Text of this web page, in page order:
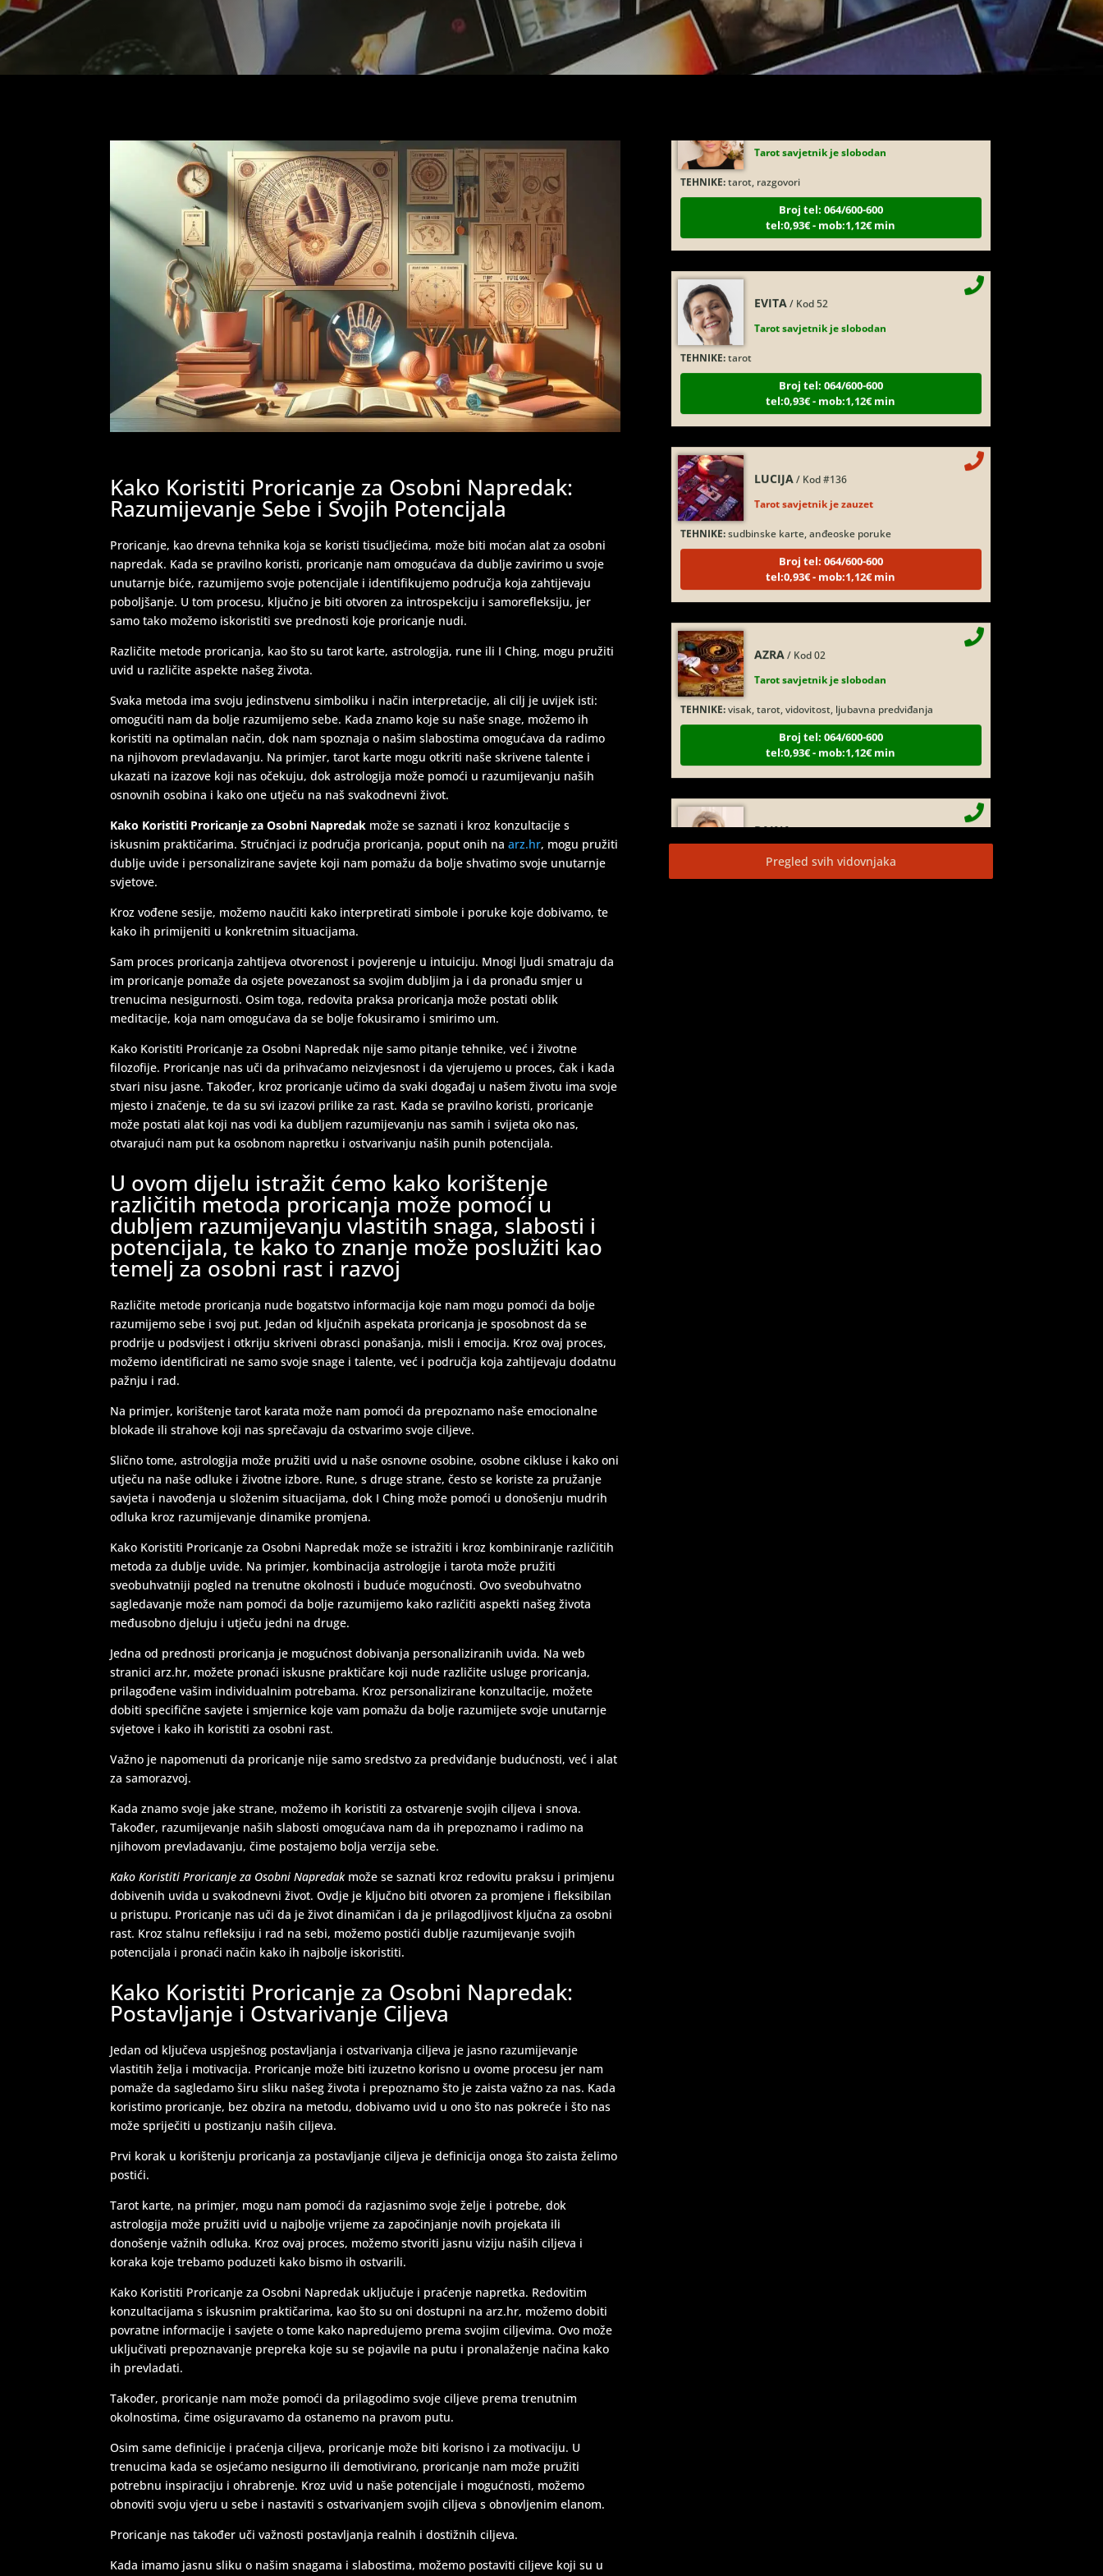
Kako Koristiti Proricanje za Osobni Napredak:
Razumijevanje Sebe i Svojih Potencijala
Proricanje, kao drevna tehnika koja se koristi tisućljećima, može biti moćan alat za osobni
napredak. Kada se pravilno koristi, proricanje nam omogućava da dublje zavirimo u svoje
unutarnje biće, razumijemo svoje potencijale i identifikujemo područja koja zahtijevaju
poboljšanje. U tom procesu, ključno je biti otvoren za introspekciju i samorefleksiju, jer
samo tako možemo iskoristiti sve prednosti koje proricanje nudi.
Različite metode proricanja, kao što su tarot karte, astrologija, rune ili I Ching, mogu pružiti
uvid u različite aspekte našeg života.
Svaka metoda ima svoju jedinstvenu simboliku i način interpretacije, ali cilj je uvijek isti:
omogućiti nam da bolje razumijemo sebe. Kada znamo koje su naše snage, možemo ih
koristiti na optimalan način, dok nam spoznaja o našim slabostima omogućava da radimo
na njihovom prevladavanju. Na primjer, tarot karte mogu otkriti naše skrivene talente i
ukazati na izazove koji nas očekuju, dok astrologija može pomoći u razumijevanju naših
osnovnih osobina i kako one utječu na naš svakodnevni život.
Kako Koristiti Proricanje za Osobni Napredak može se saznati i kroz konzultacije s
iskusnim praktičarima. Stručnjaci iz područja proricanja, poput onih naarz.hr, mogu pružiti
dublje uvide i personalizirane savjete koji nam pomažu da bolje shvatimo svoje unutarnje
svjetove.
Kroz vođene sesije, možemo naučiti kako interpretirati simbole i poruke koje dobivamo, te
kako ih primijeniti u konkretnim situacijama.
Sam proces proricanja zahtijeva otvorenost i povjerenje u intuiciju. Mnogi ljudi smatraju da
im proricanje pomaže da osjete povezanost sa svojim dubljim ja i da pronađu smjer u
trenucima nesigurnosti. Osim toga, redovita praksa proricanja može postati oblik
meditacije, koja nam omogućava da se bolje fokusiramo i smirimo um.
Kako Koristiti Proricanje za Osobni Napredak nije samo pitanje tehnike, već i životne
filozofije. Proricanje nas uči da prihvaćamo neizvjesnost i da vjerujemo u proces, čak i kada
stvari nisu jasne. Također, kroz proricanje učimo da svaki događaj u našem životu ima svoje
mjesto i značenje, te da su svi izazovi prilike za rast. Kada se pravilno koristi, proricanje
može postati alat koji nas vodi ka dubljem razumijevanju nas samih i svijeta oko nas,
otvarajući nam put ka osobnom napretku i ostvarivanju naših punih potencijala.
U ovom dijelu istražit ćemo kako korištenje
različitih metoda proricanja može pomoći u
dubljem razumijevanju vlastitih snaga, slabosti i
potencijala, te kako to znanje može poslužiti kao
temelj za osobni rast i razvoj
Različite metode proricanja nude bogatstvo informacija koje nam mogu pomoći da bolje
razumijemo sebe i svoj put. Jedan od ključnih aspekata proricanja je sposobnost da se
prodrije u podsvijest i otkriju skriveni obrasci ponašanja, misli i emocija. Kroz ovaj proces,
možemo identificirati ne samo svoje snage i talente, već i područja koja zahtijevaju dodatnu
pažnju i rad.
Na primjer, korištenje tarot karata može nam pomoći da prepoznamo naše emocionalne
blokade ili strahove koji nas sprečavaju da ostvarimo svoje ciljeve.
Slično tome, astrologija može pružiti uvid u naše osnovne osobine, osobne cikluse i kako oni
utječu na naše odluke i životne izbore. Rune, s druge strane, često se koriste za pružanje
savjeta i navođenja u složenim situacijama, dok I Ching može pomoći u donošenju mudrih
odluka kroz razumijevanje dinamike promjena.
Kako Koristiti Proricanje za Osobni Napredak može se istražiti i kroz kombiniranje različitih
metoda za dublje uvide. Na primjer, kombinacija astrologije i tarota može pružiti
sveobuhvatniji pogled na trenutne okolnosti i buduće mogućnosti. Ovo sveobuhvatno
sagledavanje može nam pomoći da bolje razumijemo kako različiti aspekti našeg života
međusobno djeluju i utječu jedni na druge.
Jedna od prednosti proricanja je mogućnost dobivanja personaliziranih uvida. Na web
stranici arz.hr, možete pronaći iskusne praktičare koji nude različite usluge proricanja,
prilagođene vašim individualnim potrebama. Kroz personalizirane konzultacije, možete
dobiti specifične savjete i smjernice koje vam pomažu da bolje razumijete svoje unutarnje
svjetove i kako ih koristiti za osobni rast.
Važno je napomenuti da proricanje nije samo sredstvo za predviđanje budućnosti, već i alat
za samorazvoj.
Kada znamo svoje jake strane, možemo ih koristiti za ostvarenje svojih ciljeva i snova.
Također, razumijevanje naših slabosti omogućava nam da ih prepoznamo i radimo na
njihovom prevladavanju, čime postajemo bolja verzija sebe.
Kako Koristiti Proricanje za Osobni Napredakmože se saznati kroz redovitu praksu i primjenu
dobivenih uvida u svakodnevni život. Ovdje je ključno biti otvoren za promjene i fleksibilan
u pristupu. Proricanje nas uči da je život dinamičan i da je prilagodljivost ključna za osobni
rast. Kroz stalnu refleksiju i rad na sebi, možemo postići dublje razumijevanje svojih
potencijala i pronaći način kako ih najbolje iskoristiti.
Kako Koristiti Proricanje za Osobni Napredak:
Postavljanje i Ostvarivanje Ciljeva
Jedan od ključeva uspješnog postavljanja i ostvarivanja ciljeva je jasno razumijevanje
vlastitih želja i motivacija. Proricanje može biti izuzetno korisno u ovome procesu jer nam
pomaže da sagledamo širu sliku našeg života i prepoznamo što je zaista važno za nas. Kada
koristimo proricanje, bez obzira na metodu, dobivamo uvid u ono što nas pokreće i što nas
može spriječiti u postizanju naših ciljeva.
Prvi korak u korištenju proricanja za postavljanje ciljeva je definicija onoga što zaista želimo
postići.
Tarot karte, na primjer, mogu nam pomoći da razjasnimo svoje želje i potrebe, dok
astrologija može pružiti uvid u najbolje vrijeme za započinjanje novih projekata ili
donošenje važnih odluka. Kroz ovaj proces, možemo stvoriti jasnu viziju naših ciljeva i
koraka koje trebamo poduzeti kako bismo ih ostvarili.
Kako Koristiti Proricanje za Osobni Napredak uključuje i praćenje napretka. Redovitim
konzultacijama s iskusnim praktičarima, kao što su oni dostupni na arz.hr, možemo dobiti
povratne informacije i savjete o tome kako napredujemo prema svojim ciljevima. Ovo može
uključivati prepoznavanje prepreka koje su se pojavile na putu i pronalaženje načina kako
ih prevladati.
Također, proricanje nam može pomoći da prilagodimo svoje ciljeve prema trenutnim
okolnostima, čime osiguravamo da ostanemo na pravom putu.
Osim same definicije i praćenja ciljeva, proricanje može biti korisno i za motivaciju. U
trenucima kada se osjećamo nesigurno ili demotivirano, proricanje nam može pružiti
potrebnu inspiraciju i ohrabrenje. Kroz uvid u naše potencijale i mogućnosti, možemo
obnoviti svoju vjeru u sebe i nastaviti s ostvarivanjem svojih ciljeva s obnovljenim elanom.
Proricanje nas također uči važnosti postavljanja realnih i dostižnih ciljeva.
Kada imamo jasnu sliku o našim snagama i slabostima, možemo postaviti ciljeve koji su u
Broj tel: 064/600-600
tel:0,93€ - mob:1,12€ min
TEHNIKE:tarot, razgovori
Broj tel: 064/600-600
tel:0,93€ - mob:1,12€ min
Tarot savjetnik je slobodan
TEHNIKE:tarot
tel:0,93€ - mob:1,12€ min
Tarot savjetnik je zauzet
TEHNIKE:sudbinske karte, anđeoske poruke
Broj tel: 064/600-600
tel:0,93€ - mob:1,12€ min
Tarot savjetnik je slobodan
TEHNIKE:visak, tarot, vidovitost, ljubavna predviđanja
Broj tel: 064/600-600
tel:0,93€ - mob:1,12€ min
Tarot savjetnik je slobodan
tarot, razgovoriPregled svih vidovnjaka